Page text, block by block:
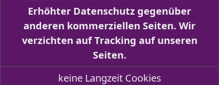
Erhöhter Datenschutz gegenüber
anderen kommerziellen Seiten. Wir
verzichten auf Tracking auf unseren
Seiten.
keine Langzeit Cookies